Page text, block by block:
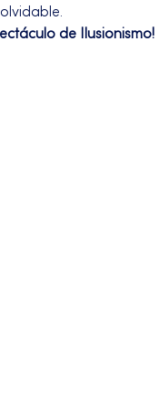
de Ilusionismo!